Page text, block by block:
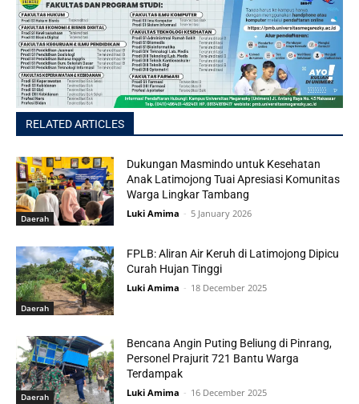
RELATED ARTICLES
Daerah
Dukungan Masmindo untuk Kesehatan
Anak Latimojong Tuai Apresiasi Komunitas
Warga Lingkar Tambang
Luki Amima - 5 January 2026
Daerah
FPLB: Aliran Air Keruh di Latimojong Dipicu
Curah Hujan Tinggi
Luki Amima - 18 December 2025
Daerah
Bencana Angin Puting Beliung di Pinrang,
Personel Prajurit 721 Bantu Warga
Terdampak
Luki Amima - 16 December 2025